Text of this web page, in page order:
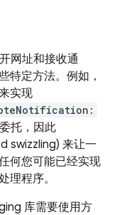
网址和接收通
特定方法。例如，
实现
托，因此
swizzling) 来让一
何您可能已经实现
理程序。
库需要使用方